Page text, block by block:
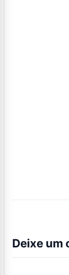
Deixe um